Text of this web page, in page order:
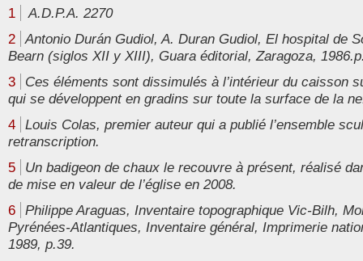
1
A.D.P.A. 2270
2 Antonio Durán Gudiol, A. Duran Gudiol, El hospital de
Bearn (siglos XII y XIII), Guara éditorial, Zaragoza,
3
Ces éléments sont dissimulés à l’intérieur du caisson
qui se développent en gradins sur toute la surface de la
4 Louis Colas, premier auteur qui a publié l’ensemble
retranscription.
5
Un badigeon de chaux le recouvre à présent, réalisé
de mise en valeur de l’église en 2008.
6 Philippe Araguas, Inventaire topographique Vic-Bilh,
Pyrénées-Atlantiques, Inventaire général, Imprimerie
1989, p.39.